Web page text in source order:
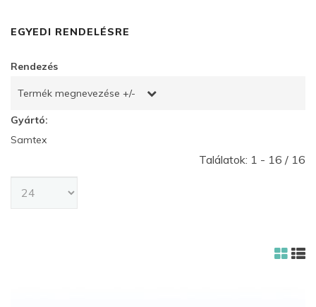
EGYEDI RENDELÉSRE
Rendezés
Termék megnevezése +/-
Gyártó:
Samtex
Találatok: 1 - 16 / 16